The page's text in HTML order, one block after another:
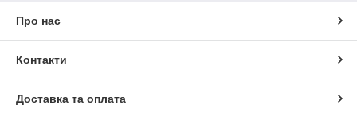
Про нас
Контакти
Доставка та оплата